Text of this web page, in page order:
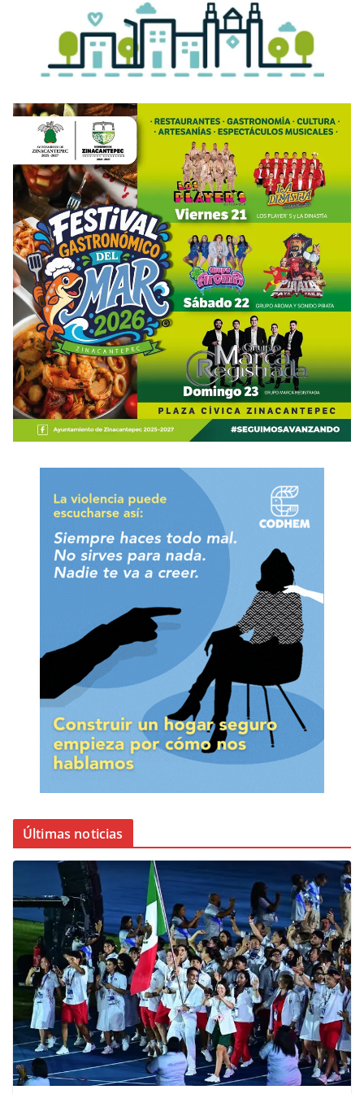
Últimas noticias